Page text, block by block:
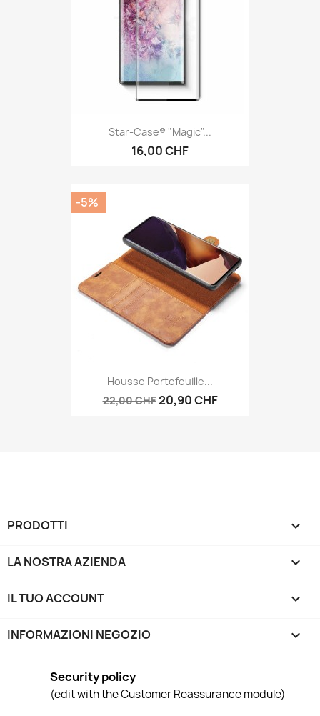
Star-Case® "Magic"...
16,00 CHF
Housse Portefeuille...
22,00 CHF20,90 CHF
-5%
PRODOTTI 
LA NOSTRA AZIENDA 
IL TUO ACCOUNT 
INFORMAZIONI NEGOZIO keyboard_arrow_down
Security policy
(edit with the Customer Reassurance module)